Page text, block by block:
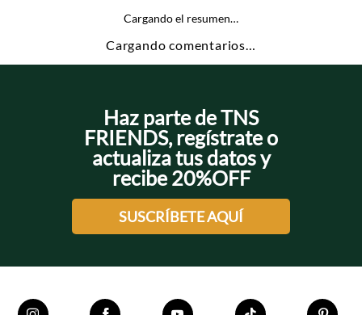
Cargando el resumen…
Cargando comentarios…
Haz parte de TNS
FRIENDS, regístrate o
actualiza tus datos y
recibe 20%OFF
SUSCRÍBETE AQUÍ